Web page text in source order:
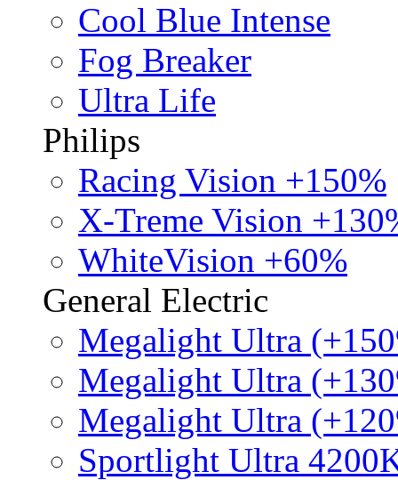
Cool Blue Intense
Fog Breaker
Ultra Life
Philips
Racing Vision +150%
X-Treme Vision
WhiteVision +60%
General Electric
Megalight Ultra
Megalight Ultra
Megalight Ultra
Sportlight Ultra